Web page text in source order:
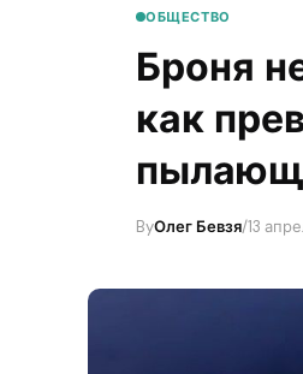
ОБЩЕСТВО
​Броня
как
ByОлег Бевзя/13